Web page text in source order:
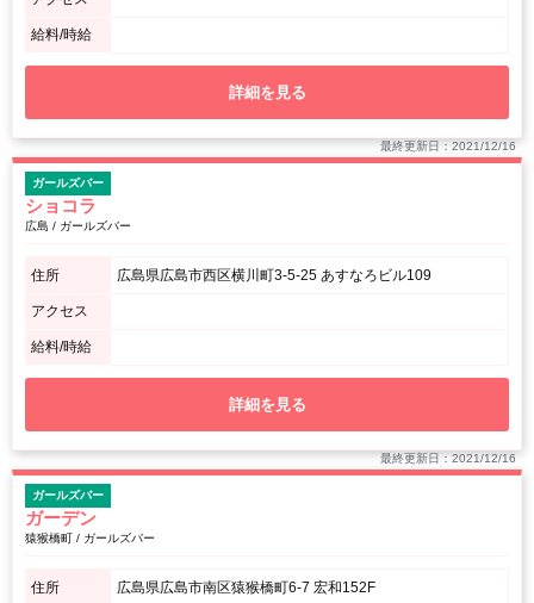
給料/時給
詳細を見る
最終更新日：2021/12/16
ガールズバー
ショコラ
広島 / ガールズバー
住所 広島県広島市西区横川町3-5-25 あすなろビル109
アクセス
給料/時給
詳細を見る
最終更新日：2021/12/16
ガールズバー
ガーデン
猿猴橋町 / ガールズバー
住所 広島県広島市南区猿猴橋町6-7 宏和152F